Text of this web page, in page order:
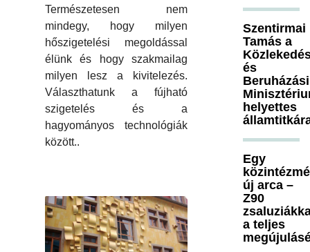
Természetesen nem
mindegy, hogy milyen
hőszigetelési megoldással
élünk és hogy szakmailag
milyen lesz a kivitelezés.
Választhatunk a fújható
szigetelés és a
hagyományos technológiák
között..
Szentirmai
Tamás a
és
Beruházási
helyettes
Egy
új arca –
Z90
a teljes